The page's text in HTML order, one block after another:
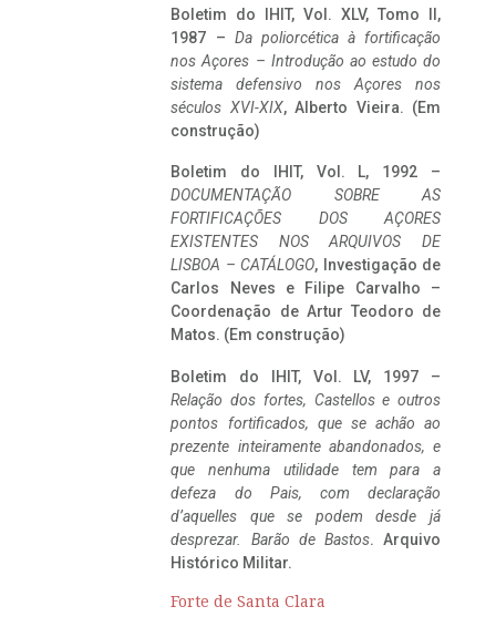
Boletim do IHIT, Vol. XLV, Tomo II,
1987 – Da poliorcética à fortificação
nos Açores – Introdução ao estudo do
sistema defensivo nos Açores nos
séculos XVI-XIX, Alberto Vieira. (Em
construção)
Boletim do IHIT, Vol. L, 1992 –
DOCUMENTAÇÃO SOBRE AS
FORTIFICAÇÕES DOS AÇORES
EXISTENTES NOS ARQUIVOS DE
LISBOA – CATÁLOGO, Investigação de
Carlos Neves e Filipe Carvalho –
Coordenação de Artur Teodoro de
Matos. (Em construção)
Boletim do IHIT, Vol. LV, 1997 –
Relação dos fortes, Castellos e outros
pontos fortificados, que se achão ao
prezente inteiramente abandonados, e
que nenhuma utilidade tem para a
defeza do Pais, com declaração
d’aquelles que se podem desde já
desprezar. Barão de Bastos. Arquivo
Histórico Militar.
Forte de Santa Clara